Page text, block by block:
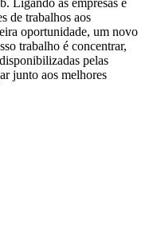
de trabalhos aos
oportunidade, um novo
trabalho é concentrar,
pelas
junto aos melhores